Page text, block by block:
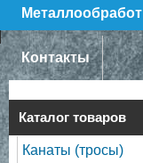
Контакты
Каталог товаров
Канаты (тросы)